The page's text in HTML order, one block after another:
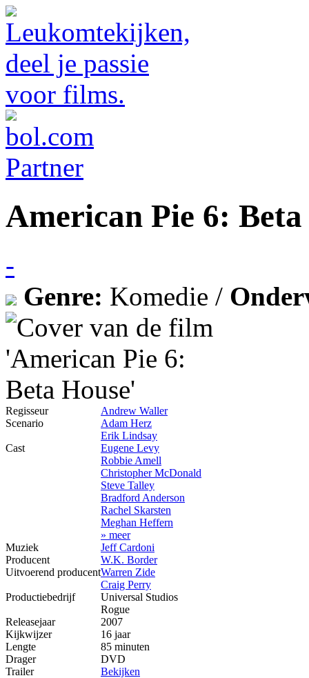
American Pie 6: Beta
-
Genre: Komedie /
Regisseur
Andrew Waller
Scenario
Adam Herz
Erik Lindsay
Cast
Eugene Levy
Robbie Amell
Christopher McDonald
Steve Talley
Bradford Anderson
Rachel Skarsten
Meghan Heffern
» meer
Muziek
Jeff Cardoni
Producent
W.K. Border
Uitvoerend producentWarren Zide
Craig Perry
Productiebedrijf
Universal Studios
Rogue
Releasejaar
2007
Kijkwijzer
16 jaar
Lengte
85 minuten
Drager
DVD
Trailer
Bekijken